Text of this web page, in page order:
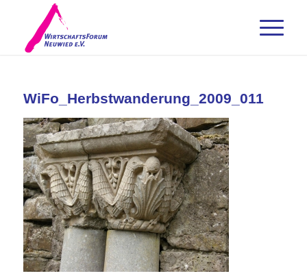
WiFo_Herbstwanderung_2009_011